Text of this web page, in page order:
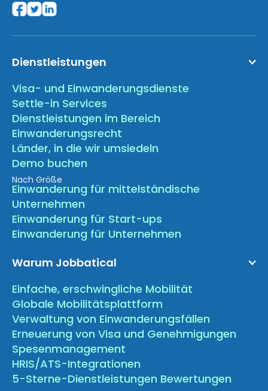
Dienstleistungen
Visa- und Einwanderungsdienste
Settle-in Services
Dienstleistungen im Bereich
Einwanderungsrecht
Länder, in die wir umsiedeln
Demo buchen
Nach Größe
Einwanderung für mittelständische
Unternehmen
Einwanderung für Start-ups
Einwanderung für Unternehmen
Warum Jobbatical
Einfache, erschwingliche Mobilität
Globale Mobilitätsplattform
Verwaltung von Einwanderungsfällen
Erneuerung von Visa und Genehmigungen
Spesenmanagement
HRIS/ATS-Integrationen
5-Sterne-Dienstleistungen Bewertungen